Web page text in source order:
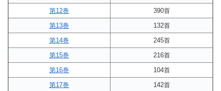
第12巻
390首
第13巻
132首
第14巻
245首
第15巻
216首
第16巻
104首
第17巻
142首